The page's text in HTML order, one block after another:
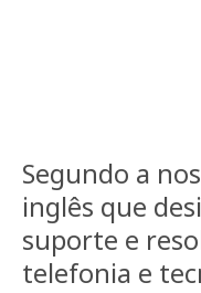
Segundo a
inglês que
suporte e
telefonia e